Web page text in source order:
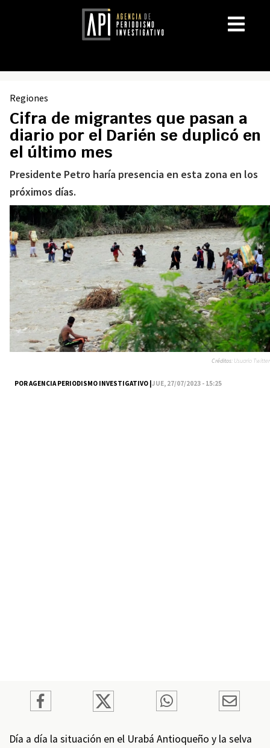
Regiones
Cifra de migrantes que pasan a
diario por el Darién se duplicó en
el último mes
Presidente Petro haría presencia en esta zona en los
próximos días.
POR AGENCIA PERIODISMO INVESTIGATIVO |JUE, 27/07/2023 - 15:25
Créditos: Usuario Twitter
Día a día la situación en el Urabá Antioqueño y la selva